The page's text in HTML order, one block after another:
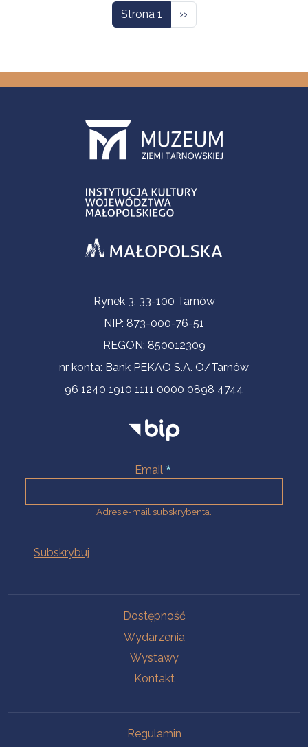
Strona 1 Następna strona
››
Informacje kontaktoweRynek 3, 33-100 Tarnów
NIP: 873-000-76-51
REGON: 850012309
nr konta: Bank PEKAO S.A. O/Tarnów
96 1240 1910 1111 0000 0898 4744
Email
Adres e-mail subskrybenta.
Dostępność
Wydarzenia
Wystawy
Kontakt
Regulamin